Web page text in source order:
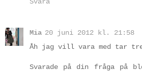
Svara
Mia 20 juni 2012 kl. 21:58
Åh jag vill vara med tar
Svarade på din fråga på